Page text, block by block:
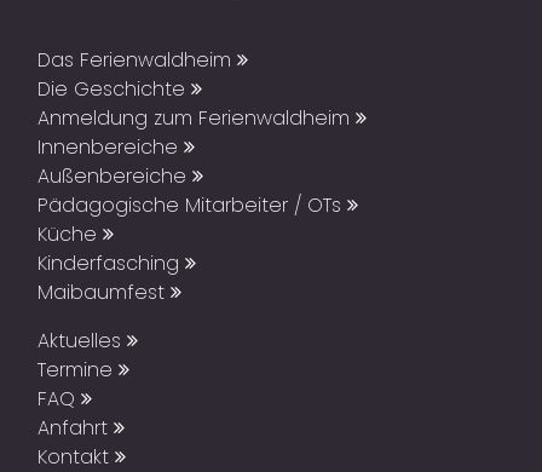
Das Ferienwaldheim
Die Geschichte
Anmeldung zum Ferienwaldheim
Innenbereiche
Außenbereiche
Pädagogische Mitarbeiter / OTs
Küche
Kinderfasching
Maibaumfest
Aktuelles
Termine
FAQ
Anfahrt
Kontakt